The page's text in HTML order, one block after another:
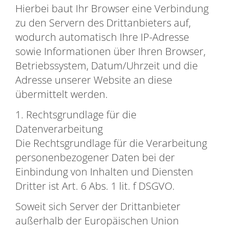
Hierbei baut Ihr Browser eine Verbindung
zu den Servern des Drittanbieters auf,
wodurch automatisch Ihre IP-Adresse
sowie Informationen über Ihren Browser,
Betriebssystem, Datum/Uhrzeit und die
Adresse unserer Website an diese
übermittelt werden.
1. Rechtsgrundlage für die
Datenverarbeitung
Die Rechtsgrundlage für die Verarbeitung
personenbezogener Daten bei der
Einbindung von Inhalten und Diensten
Dritter ist Art. 6 Abs. 1 lit. f DSGVO.
Soweit sich Server der Drittanbieter
außerhalb der Europäischen Union